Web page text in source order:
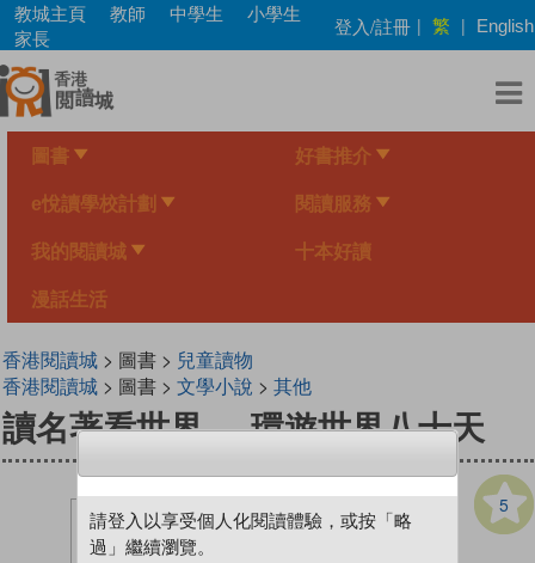
Skip
main
content
教城主頁 教師 中學生
小學生
家長
登入/註冊 | 繁 | English
圖書 好書推介
e悅讀學校計劃 閱讀服務
我的閱讀城 十本好讀
漫話生活
香港閱讀城> 圖書 > 兒童讀物
香港閱讀城> 圖書 > 文學小說 > 其他
讀名著看世界──環遊世界八十天
5
請登入以享受個人化閱讀體驗，或按「略
過」繼續瀏覽。